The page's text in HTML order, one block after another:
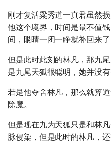
刚才复活粱秀道一真君虽然
他这个境界，时间是最不值
间，眼睛一闭一睁就补回来了
但是此时此刻的林凡，那九
是九尾天狐很聪明，她并没有
若是他夺舍林凡，那么就算
除魔。
但是现在九为天狐只是和林
脉侵染，但是此时的林凡，还